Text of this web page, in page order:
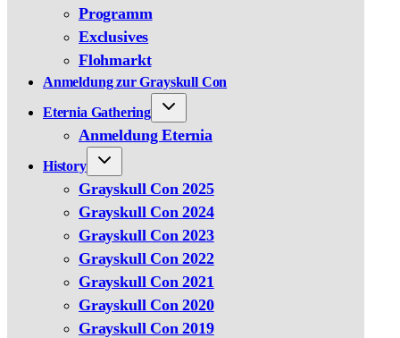
Programm
Exclusives
Flohmarkt
Anmeldung zur Grayskull Con
Eternia Gathering
Anmeldung Eternia
History
Grayskull Con 2025
Grayskull Con 2024
Grayskull Con 2023
Grayskull Con 2022
Grayskull Con 2021
Grayskull Con 2020
Grayskull Con 2019